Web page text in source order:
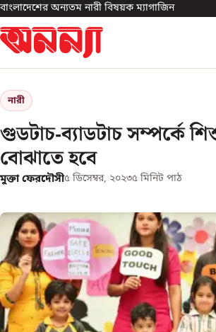
বাংলাদেশের অন্যতম নারী বিষয়ক ম্যাগাজিন
নারী
গুডটাচ-ব্যাডটাচ সম্পর্কে
বোঝাতে হবে
মুক্তা ফেরদৌসী৫ ডিসেম্বর, ২০২৩৫ মিনিট পাঠ